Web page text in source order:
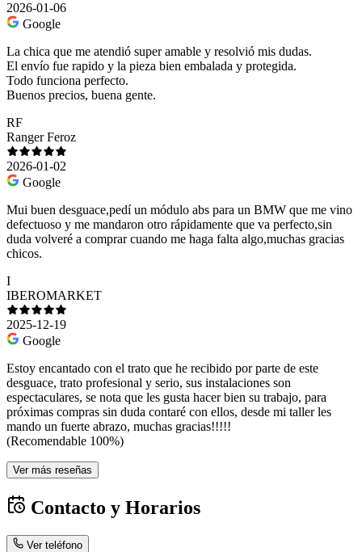
2026-01-06
Google
La chica que me atendió super amable y resolvió mis dudas.
El envío fue rapido y la pieza bien embalada y protegida.
Todo funciona perfecto.
Buenos precios, buena gente.
RF
Ranger Feroz
2026-01-02
Google
Mui buen desguace,pedí un módulo abs para un BMW que me vino
defectuoso y me mandaron otro rápidamente que va perfecto,sin
duda volveré a comprar cuando me haga falta algo,muchas gracias
chicos.
I
IBEROMARKET
2025-12-19
Google
Estoy encantado con el trato que he recibido por parte de este
desguace, trato profesional y serio, sus instalaciones son
espectaculares, se nota que les gusta hacer bien su trabajo, para
próximas compras sin duda contaré con ellos, desde mi taller les
mando un fuerte abrazo, muchas gracias!!!!!
(Recomendable 100%)
Ver más reseñas
Contacto y Horarios
Ver teléfono